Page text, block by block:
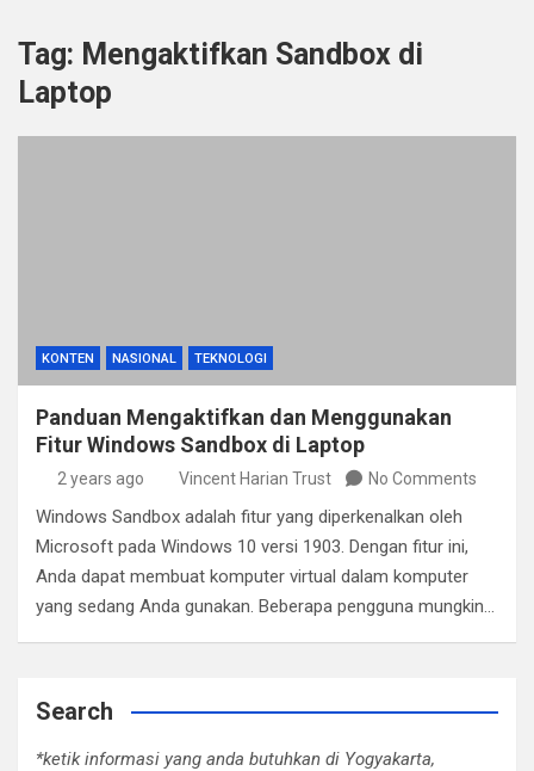
Tag: Mengaktifkan Sandbox di
Laptop
KONTEN NASIONAL TEKNOLOGI
Panduan Mengaktifkan dan Menggunakan
Fitur Windows Sandbox di Laptop
2 years ago Vincent Harian Trust No Comments
Windows Sandbox adalah fitur yang diperkenalkan oleh
Microsoft pada Windows 10 versi 1903. Dengan fitur ini,
Anda dapat membuat komputer virtual dalam komputer
yang sedang Anda gunakan. Beberapa pengguna mungkin…
Search
*ketik informasi yang anda butuhkan di Yogyakarta,